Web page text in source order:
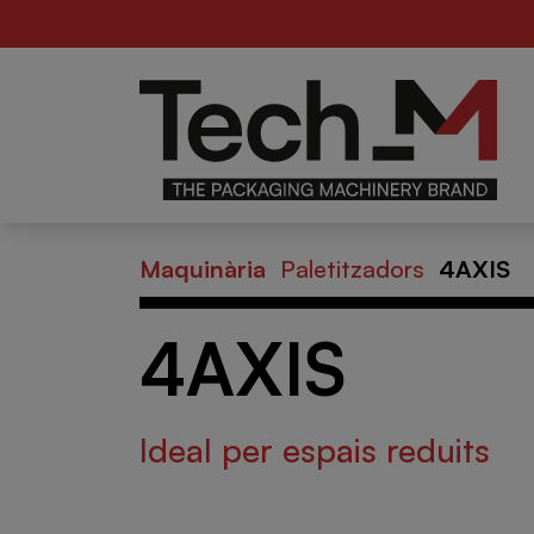
Alimentari
Maquinària Paletitzadors 4AXIS
4AXIS
Ideal per espais reduits